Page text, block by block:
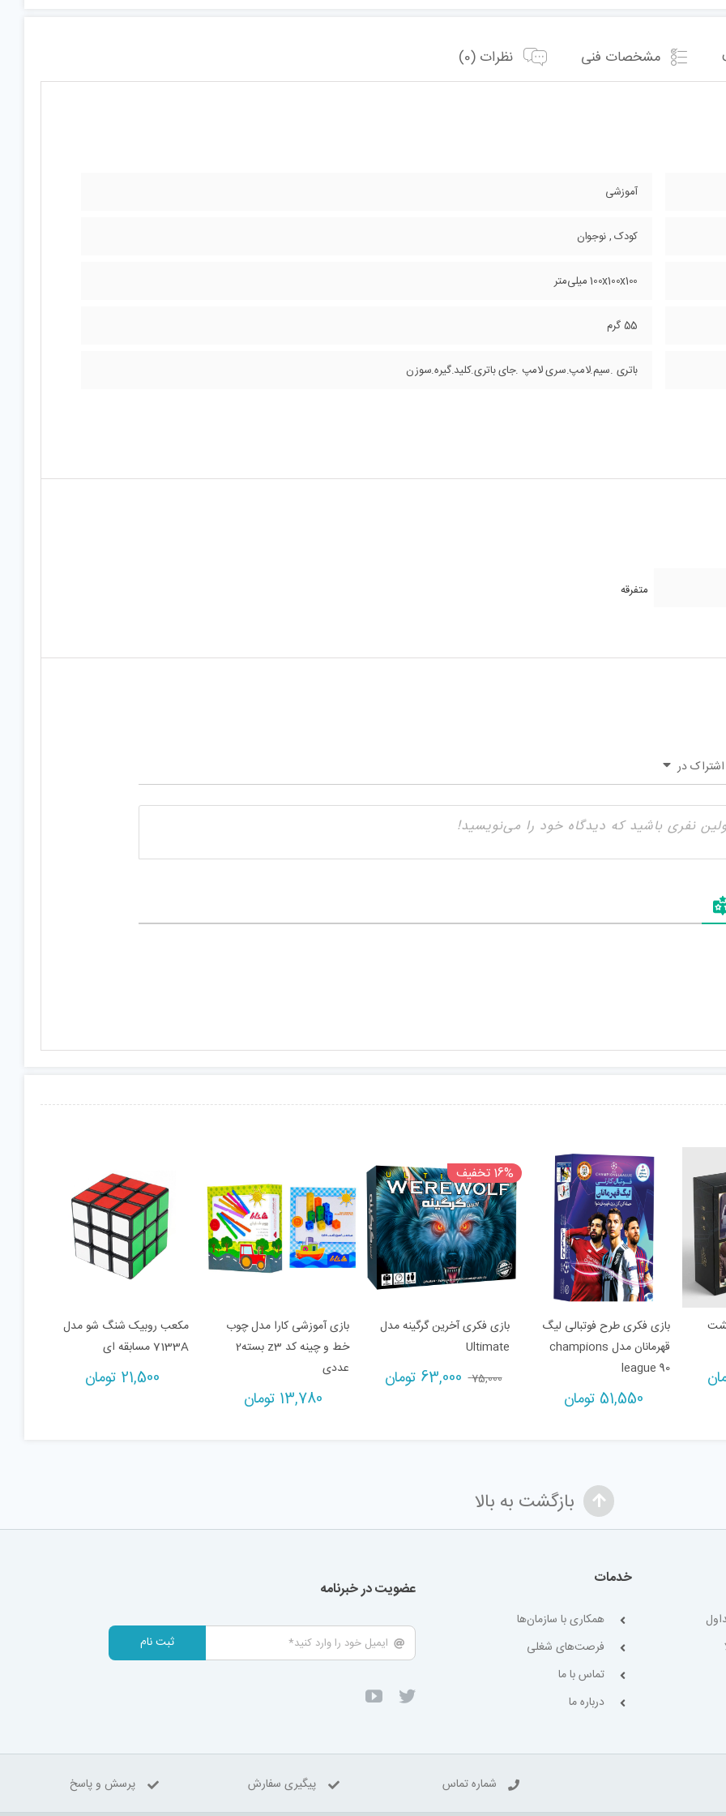
مشخصات فنی نظرات (0)
آموزشی
کودک , نوجوان
100x100x100 میلی‌متر
55 گرم
باتری .سیم.لامپ.سری لامپ .جای باتری.کلید.گیره.سوزن
متفرقه
اشتراک در
Current
بازی فکری طرح فوتبالی لیگ
قهرمانان مدل champions
league 90
51,550 تومان
16% تخفیف
بازی فکری آخرین گرگینه مدل
Ultimate
75,000
Original
63,000 تومان
Current
بازی آموزشی کارا مدل چوب
خط و چینه کد z3 بسته2
عددی
13,780 تومان
مکعب روبیک شنگ شو مدل
7133A مسابقه ای
21,500 تومان
بازگشت به بالا
خدمات
همکاری با سازمان‌ها
فرصت‌های شغلی
تماس با ما
درباره ما
عضویت در خبرنامه
ثبت نام
شماره تماس پیگیری سفارش پرسش و پاسخ